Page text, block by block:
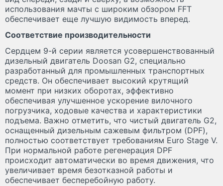
использования мачты с широким обзором FFT
обеспечивает еще лучшую видимость вперед.
Соответствие производительности
Сердцем 9-й серии является усовершенствованный
дизельный двигатель Doosan G2, специально
разработанный для промышленных транспортных
средств. Он обеспечивает высокий крутящий
момент при низких оборотах, эффективно
обеспечивая улучшенное ускорение вилочного
погрузчика, ходовые качества и характеристики
подъема. Важно отметить, что чистый двигатель G2,
оснащенный дизельным сажевым фильтром (DPF),
полностью соответствует требованиям Euro Stage V.
При нормальной работе регенерация DPF
происходит автоматически во время движения, что
увеличивает время безотказной работы и
обеспечивает бесперебойную работу.